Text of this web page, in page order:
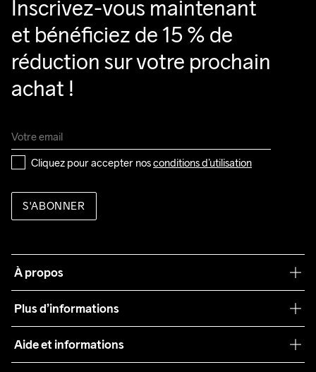
Inscrivez-vous maintenant
et bénéficiez de 15 % de
réduction sur votre prochain
achat !
Cliquez pour accepter nos conditions d’utilisation
S'ABONNER
À propos
Plus d’informations
Teamwear
Aide et informations